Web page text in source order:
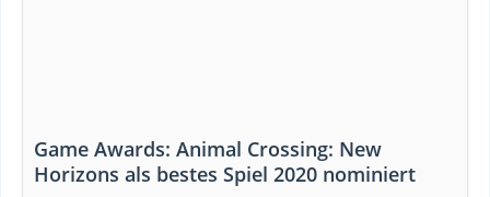
Game Awards: Animal Crossing: New
Horizons als bestes Spiel 2020 nominiert